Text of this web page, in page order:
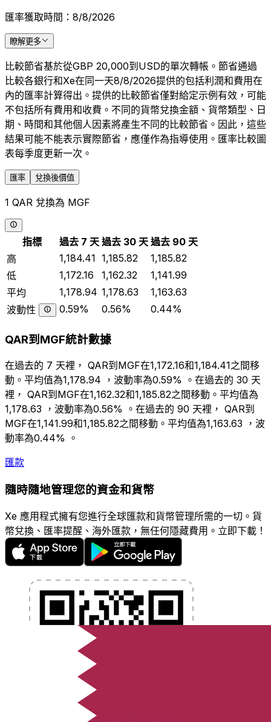
匯率獲取時間：8/8/2026
瞭解更多
比較節省基於從GBP 20,000到USD的單次轉帳。節省通過
比較各銀行和Xe在同一天8/8/2026提供的包括利潤和費用在
內的匯率計算得出。提供的比較節省僅對給定示例有效，可能
不包括所有費用和收費。不同的貨幣兌換金額、貨幣類型、日
期、時間和其他個人因素將產生不同的比較節省。因此，這些
結果可能不能表示實際節省，應僅作為指導使用。匯率比較圖
表每季度更新一次。
匯率 兌換後價值
1 QAR 兌換為 MGF
指標 過去 7 天 過去 30 天 過去 90 天
高
1,184.41 1,185.82
1,185.82
低
1,172.16 1,162.32
1,141.99
平均
1,178.94 1,178.63
1,163.63
波動性
0.59% 0.56% 0.44%
QAR到MGF統計數據
在過去的 7 天裡， QAR到MGF在1,172.16和1,184.41之間移
動。平均值為1,178.94 ，波動率為0.59% 。在過去的 30 天
裡， QAR到MGF在1,162.32和1,185.82之間移動。平均值為
1,178.63 ，波動率為0.56% 。在過去的 90 天裡， QAR到
MGF在1,141.99和1,185.82之間移動。平均值為1,163.63 ，波
動率為0.44% 。
匯款
隨時隨地管理您的資金和貨幣
Xe 應用程式擁有您進行全球匯款和貨幣管理所需的一切。貨
幣兌換、匯率提醒、海外匯款，無任何隱藏費用。立即下載！